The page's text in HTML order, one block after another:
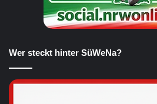
Wer steckt hinter SüWeNa?